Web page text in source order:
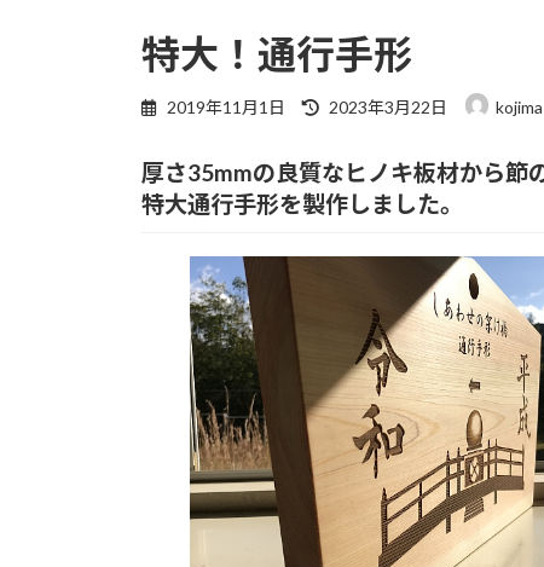
特大！通行手形
2019年11月1日
最
新
日
2023年3月22日 kojima
厚さ35mmの良質なヒノキ板材から節
特大通行手形を製作しました。